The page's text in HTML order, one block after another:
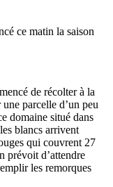
ce matin la saison
de récolter à la
parcelle d’un peu
domaine situé dans
blancs arrivent
qui couvrent 27
prévoit d’attendre
les remorques